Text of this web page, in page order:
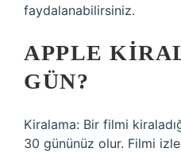
faydalanabilirsiniz.
APPLE
GÜN?
Kiralama: Bir filmi
30 gününüz olur. Filmi